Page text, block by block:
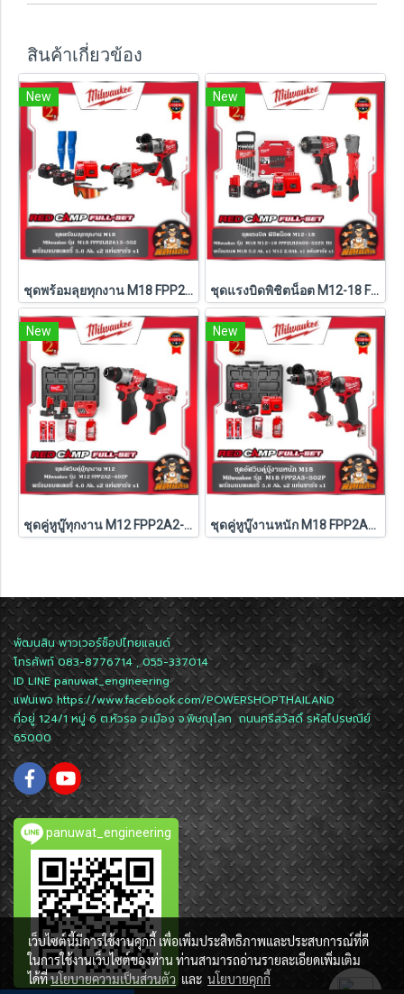
สินค้าเกี่ยวข้อง
New
ชุดพร้อมลุยทุกงาน M18 FPP2LR2613-502 Milwaukee (M18-FPD3+M18-FSAGV100XB-0X0)
New
ชุดแรงบิดพิชิตน็อต M12-18 FPP2LR2605-522X TH Milwaukee (M18-FMTIW2F12-0X0+M12-FRAIWF12-0)
New
ชุดคู่หูบู๊ทุกงาน M12 FPP2A2-402P Milwaukee (Q3)
New
ชุดคู่หูบู๊งานหนัก M18 FPP2A3-502P Milwaukee (Q3)
พัฒนสิน พาวเวอร์ช็อปไทยแลนด์
โทรศัพท์ 083-8776714 , 055-337014
ID LINEpanuwat_engineering
แฟนเพจhttps://www.facebook.com/POWERSHOPTHAILAND
ที่อยู่ 124/1 หมู่ 6 ต.หัวรอ อ.เมือง จ.พิษณุโลก ถนนศรีสวัสดิ์ รหัสไปรษณีย์
65000
panuwat_engineering
เว็บไซต์นี้มีการใช้งานคุกกี้ เพื่อเพิ่มประสิทธิภาพและประสบการณ์ที่ดี
ในการใช้งานเว็บไซต์ของท่าน ท่านสามารถอ่านรายละเอียดเพิ่มเติม
ได้ที่นโยบายความเป็นส่วนตัว และ นโยบายคุกกี้